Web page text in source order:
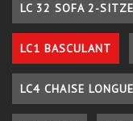
LC 32 SOFA 2-
LC1 BASCULANT
LC4 CHAISE LONGUE